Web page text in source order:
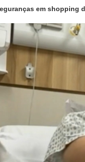
em shopping